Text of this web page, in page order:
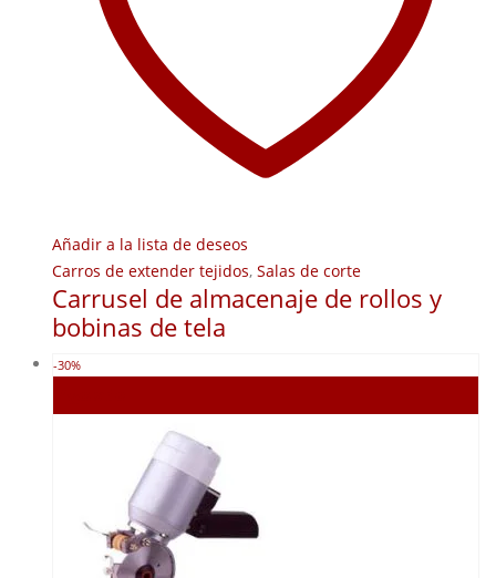
Añadir a la lista de deseos
Carros de extender tejidos, Salas de corte
Carrusel de almacenaje de rollos y
bobinas de tela
-30%